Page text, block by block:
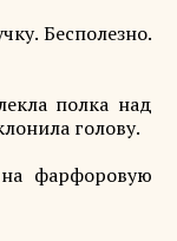
Бесполезно.
полка над
голову.
фарфоровую